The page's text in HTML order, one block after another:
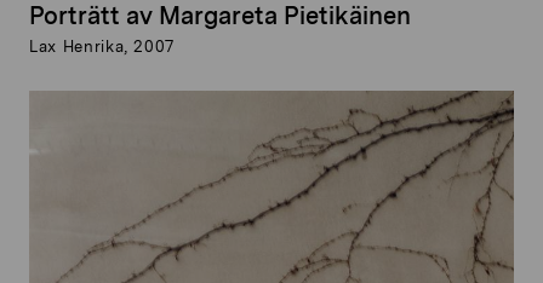
Porträtt av Margareta Pietikäinen
Lax Henrika, 2007